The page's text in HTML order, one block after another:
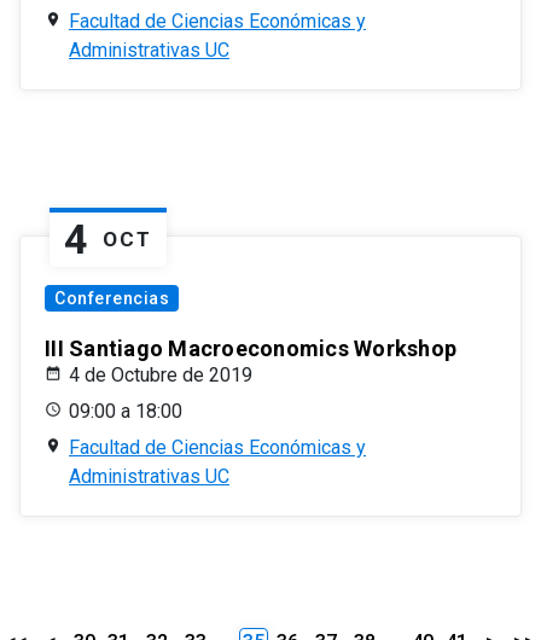
Facultad de Ciencias Económicas y
Administrativas UC
4 OCT
Conferencias
III Santiago Macroeconomics Workshop
4 de Octubre de 2019
09:00 a 18:00
Facultad de Ciencias Económicas y
Administrativas UC